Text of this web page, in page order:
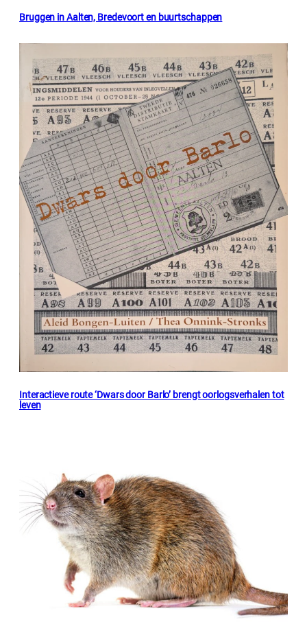
Bruggen in Aalten, Bredevoort en buurtschappen
Interactieve route ‘Dwars door Barlo’ brengt oorlogsverhalen tot
leven